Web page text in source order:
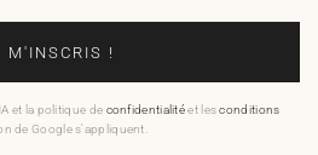
M'INSCRIS !
et la politique de confidentialitéet lesconditions
de Google s'appliquent.